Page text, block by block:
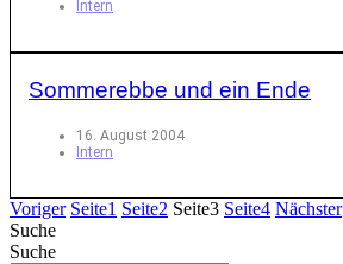
Intern
Sommerebbe und ein Ende
16. August 2004
Intern
Voriger Seite1 Seite2 Seite3 Seite4 Nächster
Suche
Suche